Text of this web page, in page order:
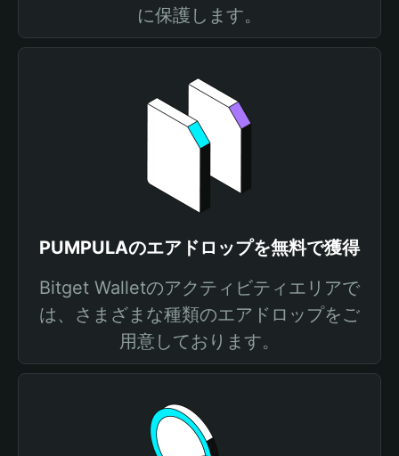
に保護します。
PUMPULAのエアドロップを無料で獲得
Bitget Walletのアクティビティエリアで
は、さまざまな種類のエアドロップをご
用意しております。